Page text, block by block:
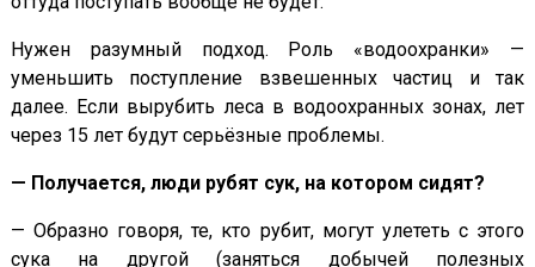
Нужен разумный подход. Роль «водоохранки» —
уменьшить поступление взвешенных частиц и так
далее. Если вырубить леса в водоохранных зонах, лет
через 15 лет будут серьёзные проблемы.
— Получается, люди рубят сук, на котором сидят?
— Образно говоря, те, кто рубит, могут улететь с этого
сука на другой (заняться добычей полезных